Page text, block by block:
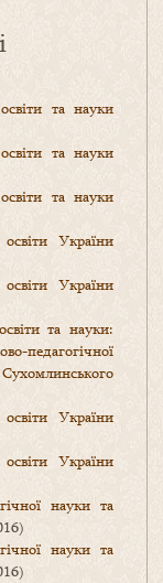
та науки
та науки
та науки
України
України
та науки:
України
України
науки та
науки та